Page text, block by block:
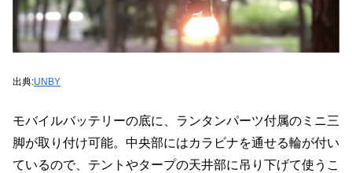
出典:UNBY
モバイルバッテリーの底に、ランタンパーツ付属のミニ三
脚が取り付け可能。中央部にはカラビナを通せる輪が付い
ているので、テントやタープの天井部に吊り下げて使うこ